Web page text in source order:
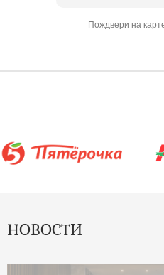
Пождвери на
НОВОСТИ